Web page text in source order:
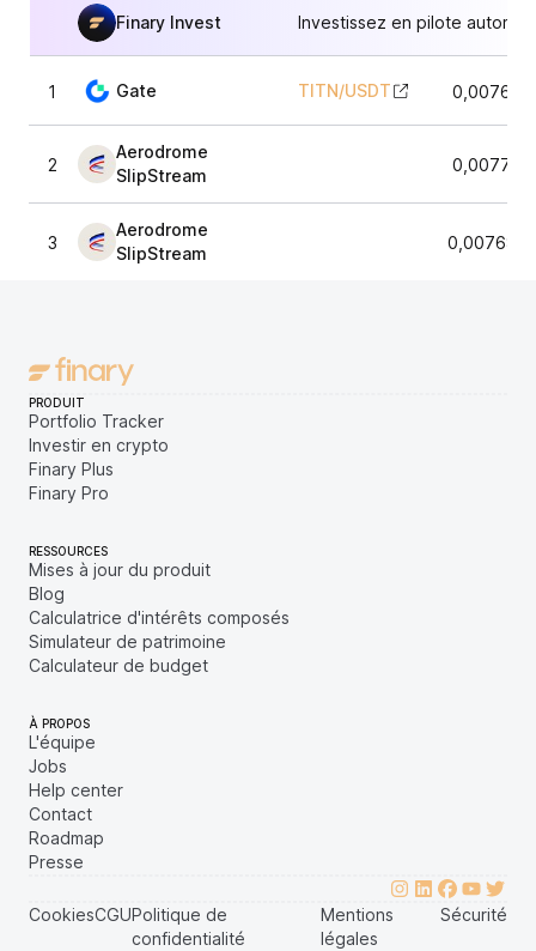
Finary Invest Investissez en pilote
1 Gate TITN/USDT
2
Aerodrome
SlipStream
3
Aerodrome
SlipStream
PRODUIT
Portfolio Tracker
Investir en crypto
Finary Plus
Finary Pro
RESSOURCES
Mises à jour du produit
Blog
Calculatrice d'intérêts composés
Simulateur de patrimoine
Calculateur de budget
À PROPOS
L'équipe
Jobs
Help center
Contact
Roadmap
Presse
CookiesCGUPolitique de
confidentialité
Mentions
légales
Sécurité